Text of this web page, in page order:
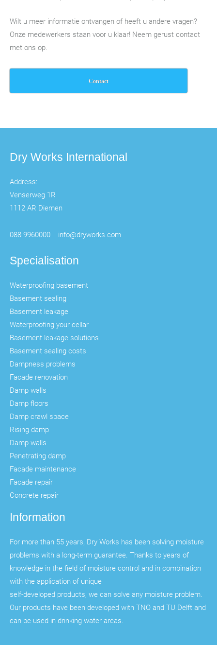
Wilt u meer informatie ontvangen of heeft u andere vragen?
Onze medewerkers staan voor u klaar! Neem gerust contact
met ons op.
Contact
Dry Works International
Address:
Venserweg 1R
1112 AR Diemen
088-9960000 info@dryworks.com
Specialisation
Waterproofing basement
Basement sealing
Basement leakage
Waterproofing your cellar
Basement leakage solutions
Basement sealing costs
Dampness problems
Facade renovation
Damp walls
Damp floors
Damp crawl space
Rising damp
Damp walls
Penetrating damp
Facade maintenance
Facade repair
Concrete repair
Information
For more than 55 years, Dry Works has been solving moisture
problems with a long-term guarantee. Thanks to years of
knowledge in the field of moisture control and in combination
with the application of unique
self-developed products, we can solve any moisture problem.
Our products have been developed with TNO and TU Delft and
can be used in drinking water areas.